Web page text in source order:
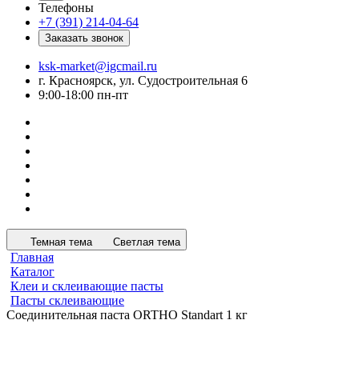
Телефоны
+7 (391) 214-04-64
Заказать звонок
ksk-market@igcmail.ru
г. Красноярск, ул. Судостроительная 6
9:00-18:00 пн-пт
Темная тема Светлая тема
Главная
Каталог
Клеи и склеивающие пасты
Пасты склеивающие
Соединительная паста ORTHO Standart 1 кг